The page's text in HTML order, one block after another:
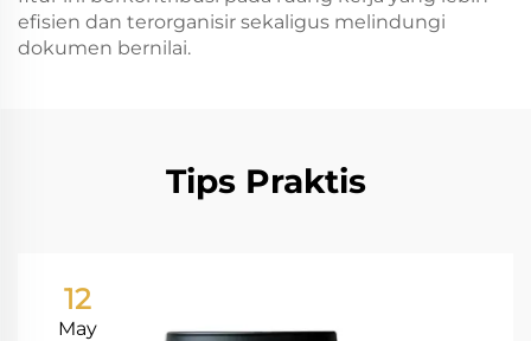
efisien dan terorganisir sekaligus melindungi
dokumen bernilai.
Tips Praktis
12
May